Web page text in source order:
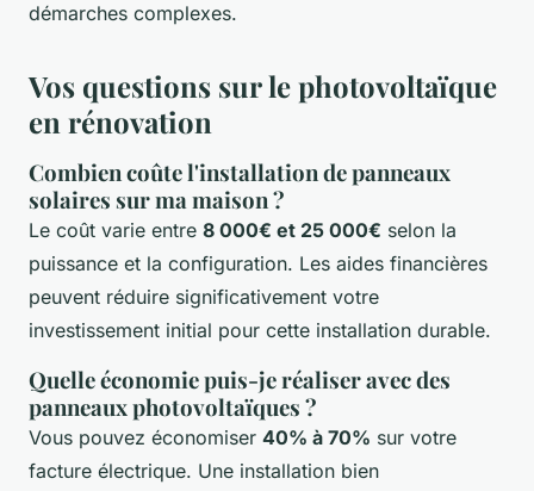
démarches complexes.
Vos questions sur le photovoltaïque
en rénovation
Combien coûte l'installation de panneaux
solaires sur ma maison ?
Le coût varie entre 8 000€ et 25 000€ selon la
puissance et la configuration. Les aides financières
peuvent réduire significativement votre
investissement initial pour cette installation durable.
Quelle économie puis-je réaliser avec des
panneaux photovoltaïques ?
Vous pouvez économiser 40% à 70% sur votre
facture électrique. Une installation bien